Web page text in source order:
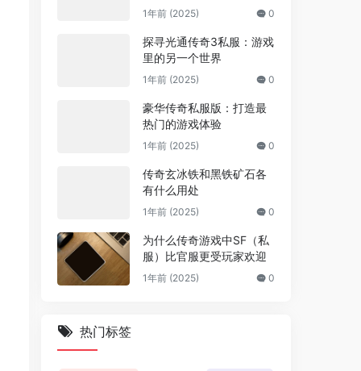
1年前 (2025) 0
探寻光通传奇3私服：游戏
里的另一个世界
1年前 (2025) 0
豪华传奇私服版：打造最
热门的游戏体验
1年前 (2025) 0
传奇玄冰铁和黑铁矿石各
有什么用处
1年前 (2025) 0
为什么传奇游戏中SF（私
服）比官服更受玩家欢迎
1年前 (2025) 0
热门标签